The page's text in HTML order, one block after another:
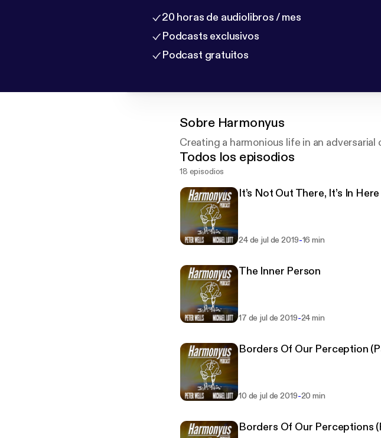
20 horas de audiolibros / mes
Podcasts exclusivos
Podcast gratuitos
Sobre Harmonyus
Creating a harmonious life in an adversarial
Todos los episodios
18 episodios
It’s Not Out There, It’s In Here
24 de jul de 2019-16 min
The Inner Person
17 de jul de 2019-24 min
Borders Of Our Perception
10 de jul de 2019-20 min
Borders Of Our Perceptions